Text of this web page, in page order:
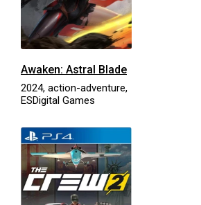
Awaken: Astral Blade
2024, action-adventure,
ESDigital Games